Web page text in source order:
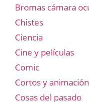
Bromas cámara
Chistes
Ciencia
Cine y películas
Comic
Cortos y animación
Cosas del pasado